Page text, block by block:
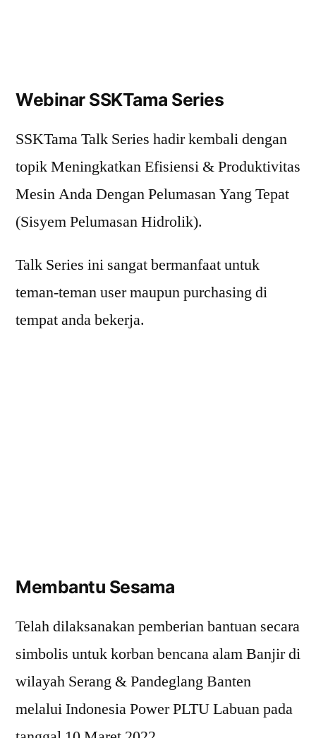
Webinar SSKTama Series
SSKTama Talk Series hadir kembali dengan
topik Meningkatkan Efisiensi & Produktivitas
Mesin Anda Dengan Pelumasan Yang Tepat
(Sisyem Pelumasan Hidrolik).
Talk Series ini sangat bermanfaat untuk
teman-teman user maupun purchasing di
tempat anda bekerja.
Membantu Sesama
Telah dilaksanakan pemberian bantuan secara
simbolis untuk korban bencana alam Banjir di
wilayah Serang & Pandeglang Banten
melalui Indonesia Power PLTU Labuan pada